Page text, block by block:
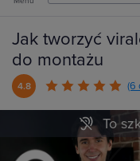
Jak tworzyć
do montażu
4.8 (6
To